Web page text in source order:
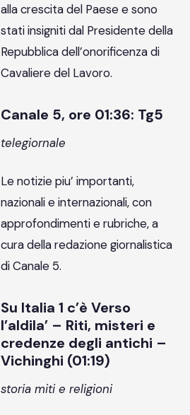
alla crescita del Paese e sono
stati insigniti dal Presidente della
Repubblica dell’onorificenza di
Cavaliere del Lavoro.
Canale 5, ore 01:36: Tg5
telegiornale
Le notizie piu’ importanti,
nazionali e internazionali, con
approfondimenti e rubriche, a
cura della redazione giornalistica
di Canale 5.
Su Italia 1 c’è Verso
l’aldila’ – Riti, misteri e
credenze degli antichi –
Vichinghi (01:19)
storia miti e religioni